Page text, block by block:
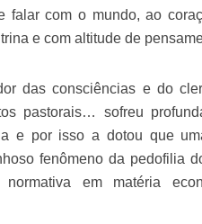
falar com o mundo, ao
e com altitude de
das consciências e do
pastorais… sofreu
e por isso a dotou que
fenômeno da pedofilia
em matéria